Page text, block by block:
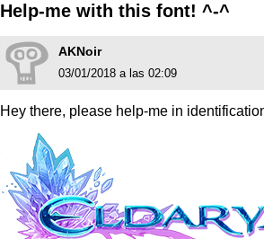
Help-me with this font! ^-^
AKNoir
03/01/2018 a las 02:09
Hey there, please help-me in